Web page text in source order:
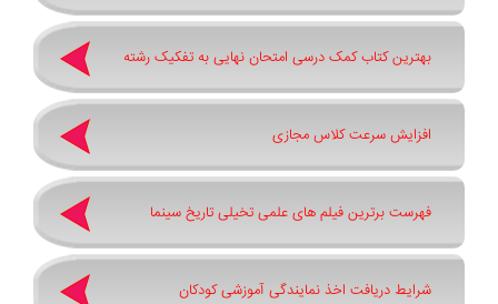
بهترین کتاب کمک درسی امتحان نهایی به تفکیک رشته
افزایش سرعت کلاس مجازی
فهرست برترین فیلم های علمی تخیلی تاریخ سینما
شرایط دریافت اخذ نمایندگی آموزشی کودکان